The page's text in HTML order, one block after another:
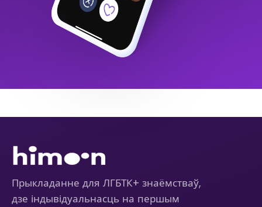
Прыкладанне для ЛГБТК+ знаёмстваў,
дзе індывідуальнасць на першым